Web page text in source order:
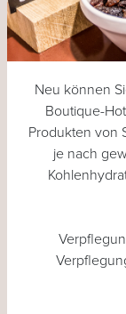
Neu können
Boutique-
Produkten von
je nach